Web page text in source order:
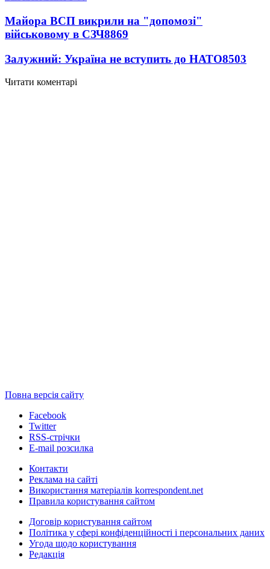
Майора ВСП викрили на "допомозі"
військовому в СЗЧ8869
Залужний: Україна не вступить до НАТО8503
Читати коментарі
Повна версія сайту
Facebook
Twitter
RSS-стрічки
E-mail розсилка
Контакти
Реклама на сайті
Використання матеріалів korrespondent.net
Правила користування сайтом
Договір користування сайтом
Політика у сфері конфіденційності і персональних даних
Угода щодо користування
Редакція